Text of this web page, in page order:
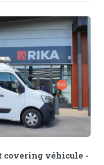
covering véhicule -